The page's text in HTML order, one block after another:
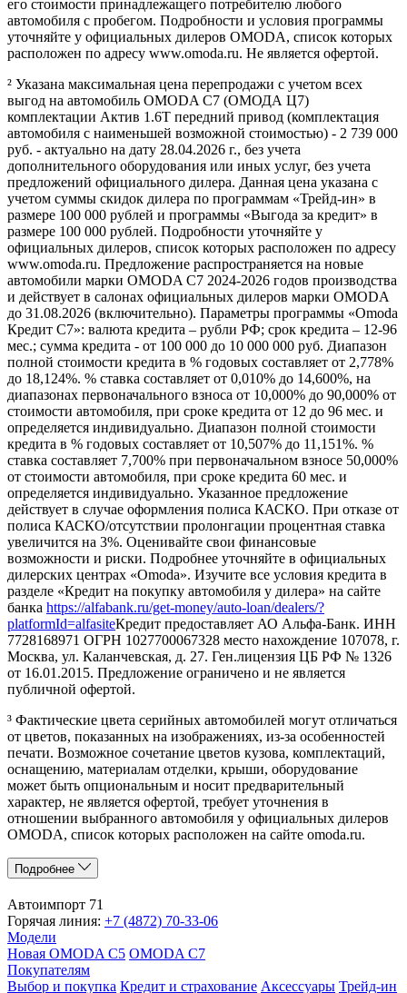
его стоимости принадлежащего потребителю любого
автомобиля с пробегом. Подробности и условия программы
уточняйте у официальных дилеров OMODA, список которых
расположен по адресу www.omoda.ru. Не является офертой.
² Указана максимальная цена перепродажи с учетом всех
выгод на автомобиль OMODA C7 (ОМОДА Ц7)
комплектации Актив 1.6T передний привод (комплектация
автомобиля с наименьшей возможной стоимостью) - 2 739 000
руб. - актуально на дату 28.04.2026 г., без учета
дополнительного оборудования или иных услуг, без учета
предложений официального дилера. Данная цена указана с
учетом суммы скидок дилера по программам «Трейд-ин» в
размере 100 000 рублей и программы «Выгода за кредит» в
размере 100 000 рублей. Подробности уточняйте у
официальных дилеров, список которых расположен по адресу
www.omoda.ru. Предложение распространяется на новые
автомобили марки OMODA C7 2024-2026 годов производства
и действует в салонах официальных дилеров марки OMODA
до 31.08.2026 (включительно). Параметры программы «Omoda
Кредит C7»: валюта кредита – рубли РФ; срок кредита – 12-96
мес.; сумма кредита - от 100 000 до 10 000 000 руб. Диапазон
полной стоимости кредита в % годовых составляет от 2,778%
до 18,124%. % ставка составляет от 0,010% до 14,600%, на
диапазонах первоначального взноса от 10,000% до 90,000% от
стоимости автомобиля, при сроке кредита от 12 до 96 мес. и
определяется индивидуально. Диапазон полной стоимости
кредита в % годовых составляет от 10,507% до 11,151%. %
ставка составляет 7,700% при первоначальном взносе 50,000%
от стоимости автомобиля, при сроке кредита 60 мес. и
определяется индивидуально. Указанное предложение
действует в случае оформления полиса КАСКО. При отказе от
полиса КАСКО/отсутствии пролонгации процентная ставка
увеличится на 3%. Оценивайте свои финансовые
возможности и риски. Подробнее уточняйте в официальных
дилерских центрах «Omoda». Изучите все условия кредита в
разделе «Кредит на покупку автомобиля у дилера» на сайте
банка https://alfabank.ru/get-money/auto-loan/dealers/?
platformId=alfasiteКредит предоставляет АО Альфа-Банк. ИНН
7728168971 ОГРН 1027700067328 место нахождение 107078, г.
Москва, ул. Каланчевская, д. 27. Ген.лицензия ЦБ РФ № 1326
от 16.01.2015. Предложение ограничено и не является
публичной офертой.
³ Фактические цвета серийных автомобилей могут отличаться
от цветов, показанных на изображениях, из-за особенностей
печати. Возможное сочетание цветов кузова, комплектаций,
оснащению, материалам отделки, крыши, оборудование
может быть опциональным и носит предварительный
характер, не является офертой, требует уточнения в
отношении выбранного автомобиля у официальных дилеров
OMODA, список которых расположен на сайте omoda.ru.
Подробнее
Автоимпорт 71
Горячая линия: +7 (4872) 70-33-06
Модели
Новая OMODA C5 OMODA C7
Покупателям
Выбор и покупка Кредит и страхование Аксессуары Трейд-ин